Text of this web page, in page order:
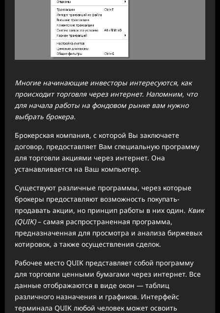
Многие начинающие инвесторы интересуются, как
происходит торговля через интернет. Напомним, что
для начала работы на фондовом рынке вам нужно
выбрать брокера.
Брокерская компания, с которой Вы заключаете
договор, предоставляет Вам специальную программу
для торговли акциями через интернет. Она
устанавливается на Ваш компьютер.
Существуют различные программы, через которые
брокеры предоставляют возможность покупать-
продавать акции, но принцип работы в них один. Квик
(QUIK)– самая распространенная программа,
предназначенная для просмотра и анализа биржевых
котировок, а также осуществления сделок.
Рабочее место QUIK представляет собой программу
для торговли ценными бумагами через интернет. Все
данные отображаются в виде окон — таблиц
различного назначения и графиков. Интерфейс
терминала QUIK любой человек может освоить